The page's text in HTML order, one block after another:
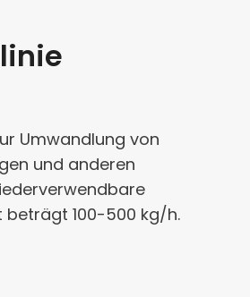
Umwandlung von
und anderen
beträgt 100-500 kg/h.